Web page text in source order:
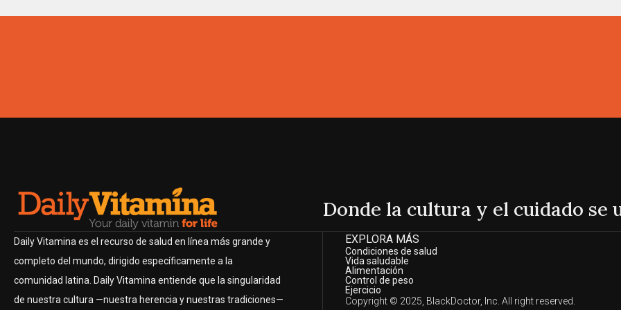
Donde la cultura y el cuidado se
Daily Vitamina es el recurso de salud en línea más grande y
completo del mundo, dirigido específicamente a la
comunidad latina. Daily Vitamina entiende que la singularidad
de nuestra cultura —nuestra herencia y nuestras tradiciones—
EXPLORA MÁS
Condiciones de salud
Vida saludable
Alimentación
Control de peso
Ejercicio
Copyright © 2025, BlackDoctor, Inc. All right reserved.